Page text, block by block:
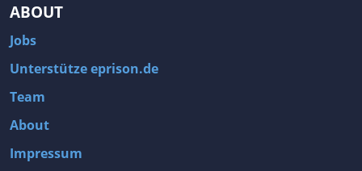
ABOUT
Jobs
Unterstütze eprison.de
Team
About
Impressum